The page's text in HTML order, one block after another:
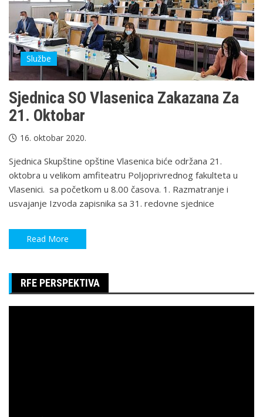
Službe
Sjednica SO Vlasenica Zakazana Za
21. Oktobar
16. oktobar 2020.
Sjednica Skupštine opštine Vlasenica biće održana 21.
oktobra u velikom amfiteatru Poljoprivrednog fakulteta u
Vlasenici. sa početkom u 8.00 časova. 1. Razmatranje i
usvajanje Izvoda zapisnika sa 31. redovne sjednice
Read More
RFE PERSPEKTIVA